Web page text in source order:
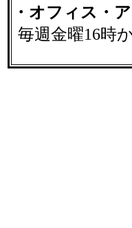
・オフィス・
毎週金曜16時